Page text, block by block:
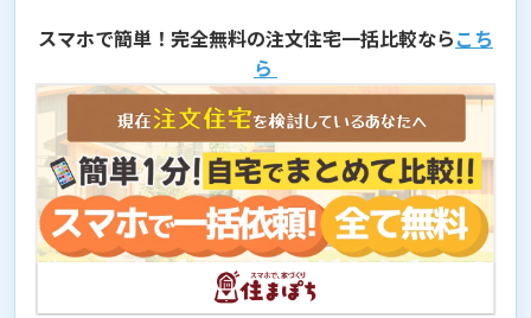
スマホで簡単！完全無料の注文住宅一括比較ならこち
ら